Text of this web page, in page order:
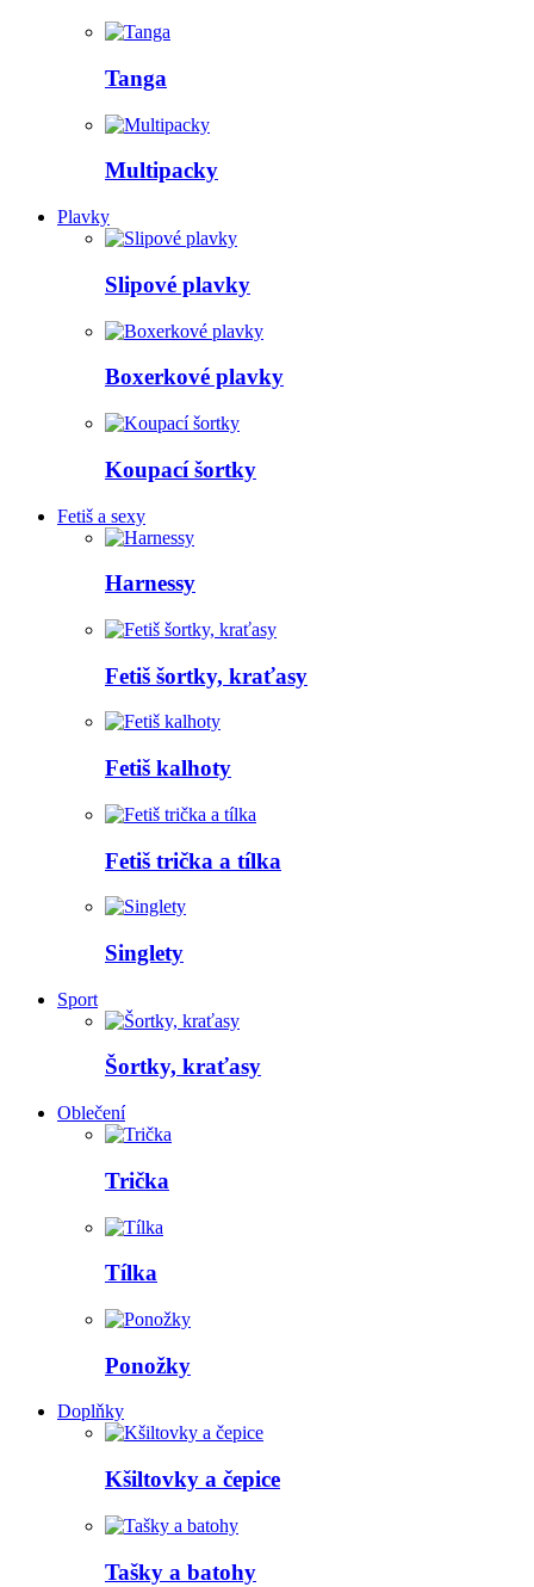
Tanga
Multipacky
Plavky
Slipové plavky
Boxerkové plavky
Koupací šortky
Fetiš a sexy
Harnessy
Fetiš šortky, kraťasy
Fetiš kalhoty
Fetiš trička a tílka
Singlety
Sport
Šortky, kraťasy
Oblečení
Trička
Tílka
Ponožky
Doplňky
Kšiltovky a čepice
Tašky a batohy